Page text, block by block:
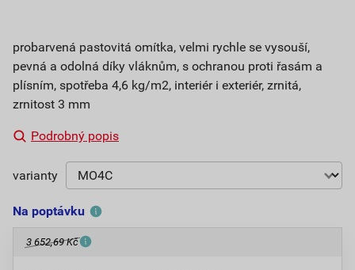
probarvená pastovitá omítka, velmi rychle se vysouší,
pevná a odolná díky vláknům, s ochranou proti řasám a
plísním, spotřeba 4,6 kg/m2, interiér i exteriér, zrnitá,
zrnitost 3 mm
Podrobný popis
varianty
Na poptávku
3 652,69 Kč